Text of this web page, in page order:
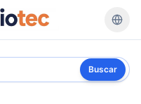
Buscar